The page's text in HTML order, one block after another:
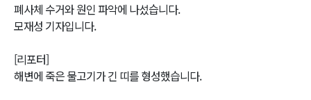
폐사체 수거와 원인 파악에 나섰습니다.
모재성 기자입니다.
[리포터]
해변에 죽은 물고기가 긴 띠를 형성했습니다.